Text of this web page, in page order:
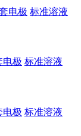
电极 标准溶液
电极 标准溶液
电极 标准溶液